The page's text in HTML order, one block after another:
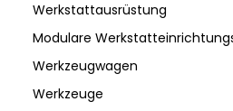
Werkstattausrüstung
Modulare
Werkzeugwagen
Werkzeuge